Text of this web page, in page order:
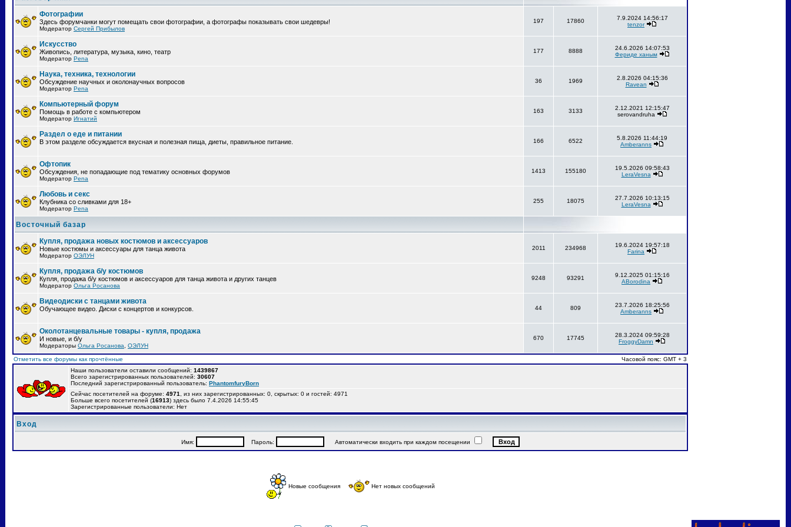
Фотографии
Здесь форумчанки могут помещать свои фотографии, а фотографы показывать свои шедевры!
Модератор Сергей Прибылов
197 17860
7.9.2024 14:56:17
tenzor
Искусство
Живопись, литература, музыка, кино, театр
Модератор Pena
177 8888
24.6.2026 14:07:53
Фериде ханым
Наука, техника, технологии
Обсуждение научных и околонаучных вопросов
Модератор Pena
36 1969
2.8.2026 04:15:36
Ravean
Компьютерный форум
Помощь в работе с компьютером
Модератор Игнатий
163 3133
2.12.2021 12:15:47
serovandruha
Раздел о еде и питании
В этом разделе обсуждается вкусная и полезная пища, диеты, правильное питание. 166 6522
5.8.2026 11:44:19
Amberanns
Офтопик
Обсуждения, не попадающие под тематику основных форумов
Модератор Pena
1413 155180
19.5.2026 09:58:43
LeraVesna
Любовь и секс
Клубника со сливками для 18+
Модератор Pena
255 18075
27.7.2026 10:13:15
LeraVesna
Восточный базар
Купля, продажа новых костюмов и аксессуаров
Новые костюмы и аксессуары для танца живота
Модератор ОЭЛУН
2011 234968
19.6.2024 19:57:18
Farina
Купля, продажа б/у костюмов
Купля, продажа б/у костюмов и аксессуаров для танца живота и других танцев
Модератор Ольга Росанова
9248 93291
9.12.2025 01:15:16
ABorodina
Видеодиски с танцами живота
Обучающее видео. Диски с концертов и конкурсов. 44 809
23.7.2026 18:25:56
Amberanns
Околотанцевальные товары - купля, продажа
И новые, и б/у
Модераторы Ольга Росанова ОЭЛУН
670 17745
28.3.2024 09:59:28
FroggyDamn
Отметить все форумы как прочтённые
Часовой пояс: GMT + 3
Наши пользователи оставили сообщений: 1439867
Всего зарегистрированных пользователей: 30607
Последний зарегистрированный пользователь: PhantomfuryBorn
Сейчас посетителей на форуме: 4971
, из них зарегистрированных: 0, скрытых: 0 и гостей: 4971
Больше всего посетителей (16913) здесь было 7.4.2026 14:55:45
Зарегистрированные пользователи: Нет
Вход
Имя: Пароль: Автоматически входить при каждом посещении
Новые сообщения Нет новых сообщений